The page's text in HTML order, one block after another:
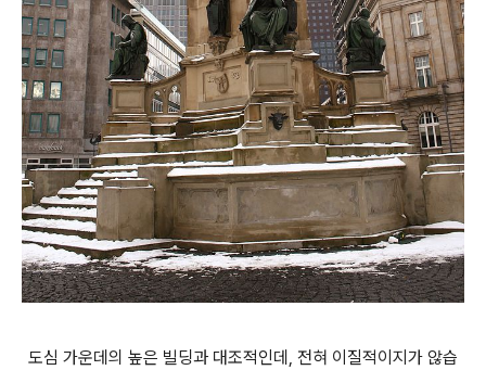
도심 가운데의 높은 빌딩과 대조적인데, 전혀 이질적이지가 않습